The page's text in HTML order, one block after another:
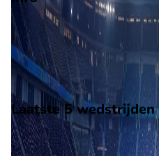
Op 5 september 2026 gaat
wedstrijd wordt afgetrapt om
Norway 2.
Stadion: Aasane Arena
Scheidsrechter: Onbekend
Laatste 5 wedstrijden
H2H
Aasane
Hoedd